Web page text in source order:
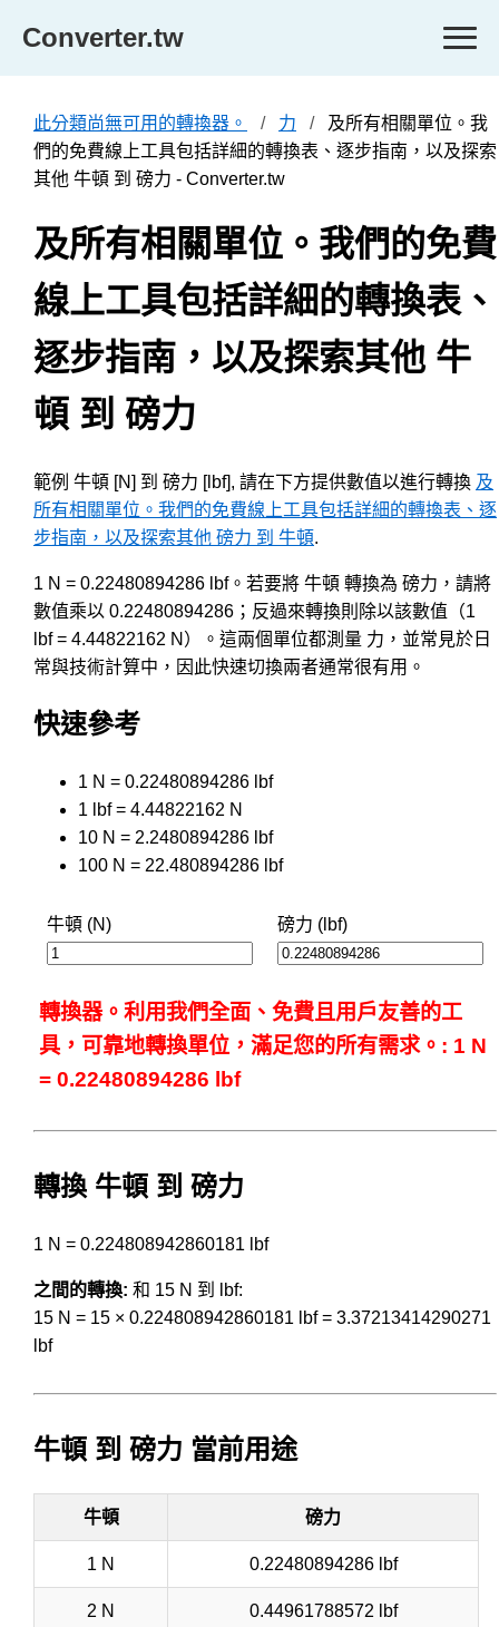
Converter.tw
此分類尚無可用的轉換器。 力
及所有相關單位。我
們的免費線上工具包括詳細的轉換表、逐步指南，以及探索
其他 牛頓 到 磅力 - Converter.tw
及所有相關單位。我們的免費
線上工具包括詳細的轉換表、
逐步指南，以及探索其他 牛
頓 到 磅力
範例 牛頓 [N] 到 磅力 [lbf], 請在下方提供數值以進行轉換 及
所有相關單位。我們的免費線上工具包括詳細的轉換表、逐
步指南，以及探索其他 磅力 到 牛頓.
1 N = 0.22480894286 lbf。若要將 牛頓 轉換為 磅力，請將
數值乘以 0.22480894286；反過來轉換則除以該數值（1
lbf = 4.44822162 N）。這兩個單位都測量 力，並常見於日
常與技術計算中，因此快速切換兩者通常很有用。
快速參考
1 N = 0.22480894286 lbf
1 lbf = 4.44822162 N
10 N = 2.2480894286 lbf
100 N = 22.480894286 lbf
牛頓 (N) 磅力 (lbf)
轉換器。利用我們全面、免費且用戶友善的工
具，可靠地轉換單位，滿足您的所有需求。: 1 N
= 0.22480894286 lbf
轉換 牛頓 到 磅力
1 N = 0.224808942860181 lbf
之間的轉換: 和 15 N 到 lbf:
15 N = 15 × 0.224808942860181 lbf = 3.37213414290271
lbf
牛頓 到 磅力 當前用途
牛頓 磅力
1 N 0.22480894286 lbf
2 N 0.44961788572 lbf